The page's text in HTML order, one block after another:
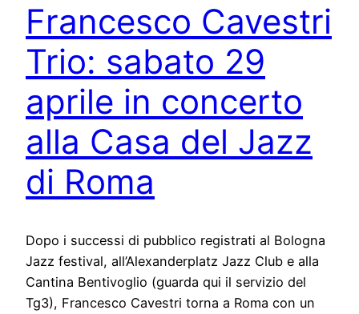
Francesco Cavestri
Trio: sabato 29
aprile in concerto
alla Casa del Jazz
di Roma
Dopo i successi di pubblico registrati al Bologna
Jazz festival, all’Alexanderplatz Jazz Club e alla
Cantina Bentivoglio (guarda qui il servizio del
Tg3), Francesco Cavestri torna a Roma con un